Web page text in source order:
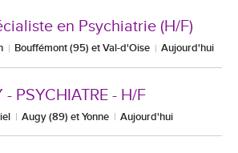
en Psychiatrie (H/F)
Bouffémont (95) et Val-d'Oise Aujourd'hui
- PSYCHIATRE - H/F
Augy (89) et Yonne Aujourd'hui